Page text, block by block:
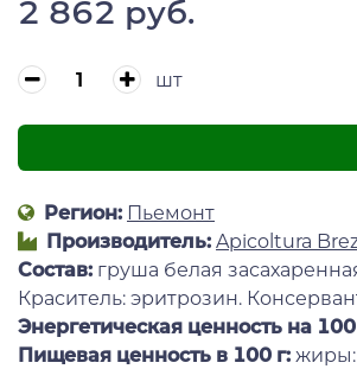
2 862 руб.
шт
Регион: Пьемонт
Производитель: Apicoltura
Состав: груша белая
Краситель: эритрозин.
Энергетическая ценность на 100
Пищевая ценность в 100 г: жиры: